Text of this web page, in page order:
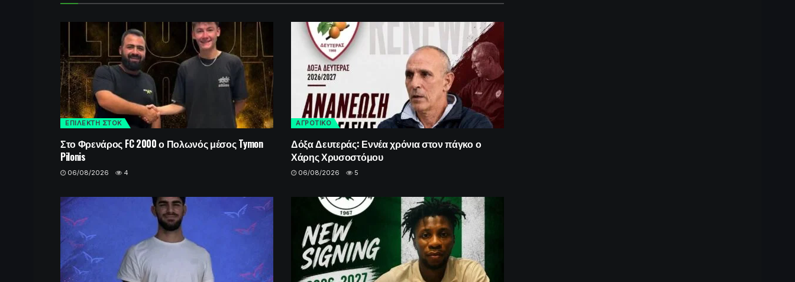
ΕΠΙΛΕΚΤΗ ΣΤΟΚ
Στο Φρενάρος FC 2000 ο Πολωνός μέσος Tymon
Pilonis
06/08/2026 4
ΑΓΡΟΤΙΚΟ
Δόξα Δευτεράς: Εννέα χρόνια στον πάγκο ο
Χάρης Χρυσοστόμου
06/08/2026 5